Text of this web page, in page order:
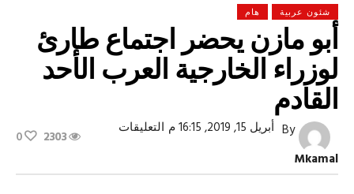
شئون عربية هام
أبو مازن يحضر اجتماع طارئ
لوزراء الخارجية العرب الأحد
القادم
By
Mkamal
أبريل 15, 2019, 16:15 م التعليقاتعلى
اجتماع
2303
0